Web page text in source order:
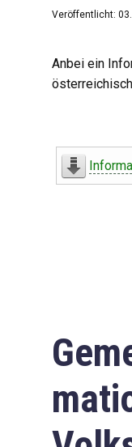
Veröffentlicht:
Anbei ein